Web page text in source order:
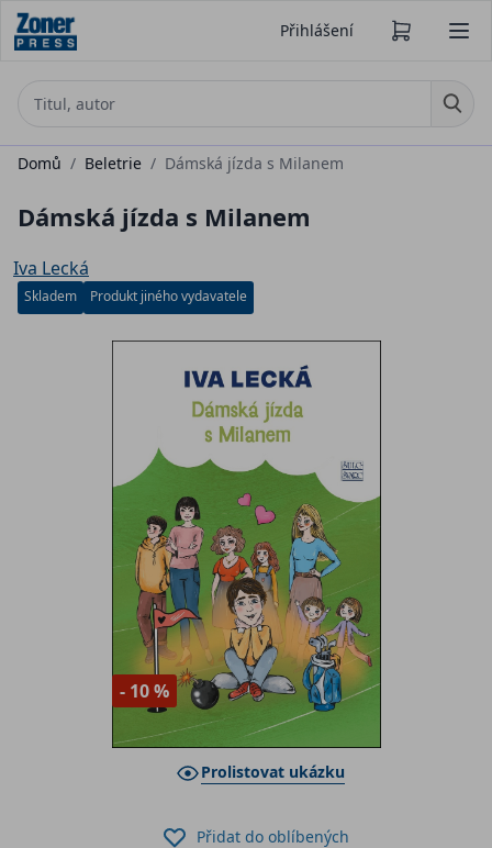
Přihlášení
Domů / Beletrie / Dámská jízda s Milanem
Dámská jízda s Milanem
Iva Lecká
Skladem Produkt jiného vydavatele
- 10 %
Prolistovat ukázku
Přidat do oblíbených